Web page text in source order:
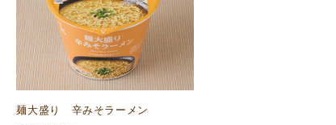
麺大盛り 辛みそラーメン